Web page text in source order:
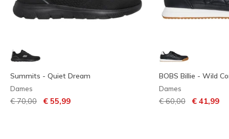
Summits - Quiet Dream
Dames
Prijs verlaagd van
€ 70,00 naar
€ 55,99
BOBS Billie - Wild
Dames
Prijs verlaagd van
€ 60,00naar
€ 41,99